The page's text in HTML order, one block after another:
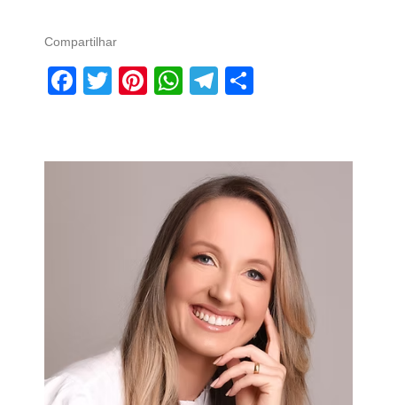
Compartilhar
Facebook
TwitterPinterest
WhatsApp
Telegram